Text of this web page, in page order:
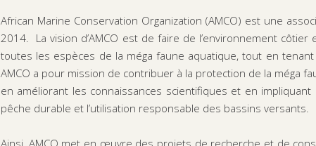
African Marine Conservation Organization (AMCO) est une
2014. La vision d’AMCO est de faire de l’environnement
toutes les espèces de la méga faune aquatique, tout en
AMCO a pour mission de contribuer à la protection de la méga
en améliorant les connaissances scientifiques et en
pêche durable et l’utilisation responsable des bassins versants.
Ainsi, AMCO met en œuvre des projets de recherche et de